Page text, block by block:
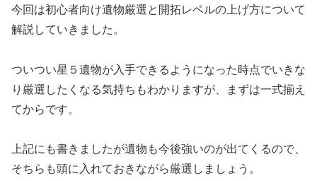
今回は初心者向け遺物厳選と開拓レベルの上げ方について
解説していきました。
ついつい星５遺物が入手できるようになった時点でいきな
り厳選したくなる気持ちもわかりますが、まずは一式揃え
てからです。
上記にも書きましたが遺物も今後強いのが出てくるので、
そちらも頭に入れておきながら厳選しましょう。